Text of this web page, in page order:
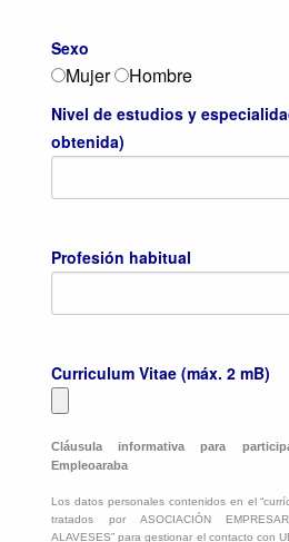
Sexo
Mujer Hombre
Nivel de estudios y
obtenida)
Profesión habitual
Curriculum Vitae (máx. 2 mB)
Cláusula informativa para
Empleoaraba
Los datos personales contenidos en el
tratados por ASOCIACIÓN
ALAVESES” para gestionar el contacto con